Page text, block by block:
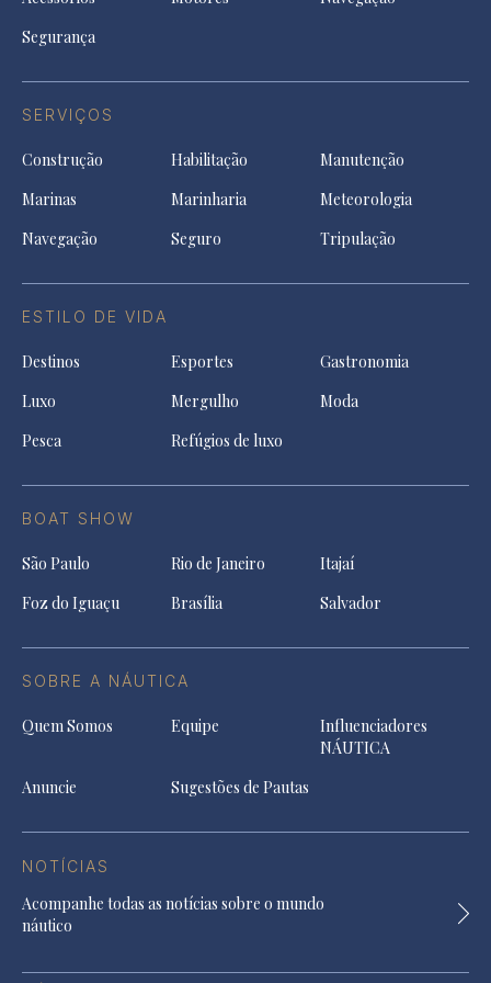
Segurança
SERVIÇOS
Construção Habilitação
Manutenção
Marinas
Marinharia
Meteorologia
Navegação
Seguro Tripulação
ESTILO DE VIDA
Destinos Esportes
Gastronomia
Luxo
Mergulho
Moda
Pesca
Refúgios de luxo
BOAT SHOW
São Paulo Rio de Janeiro
Itajaí
Foz do Iguaçu
Brasília Salvador
SOBRE A NÁUTICA
Quem Somos Equipe
Influenciadores
NÁUTICA
Anuncie
Sugestões de Pautas
NOTÍCIAS
Acompanhe todas as notícias sobre o mundo
náutico